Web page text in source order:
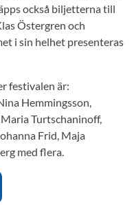
också biljetterna till
Östergren och
i sin helhet presenteras
festivalen är:
Hemmingsson,
Turtschaninoff,
Frid, Maja
med flera.